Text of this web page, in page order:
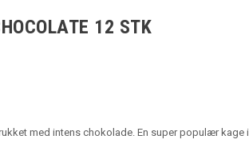
12 STK
med intens chokolade. En super populær kage i